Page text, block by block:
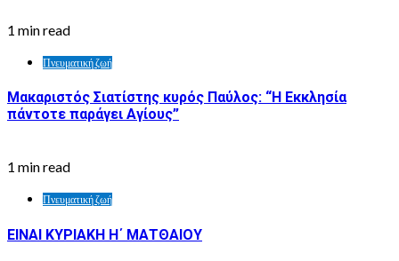
1 min read
Πνευματική ζωή
Μακαριστός Σιατίστης κυρός Παύλος: “Η Εκκλησία
πάντοτε παράγει Αγίους”
1 min read
Πνευματική ζωή
ΕΙΝΑΙ ΚΥΡΙΑΚΗ Η΄ ΜΑΤΘΑΙΟΥ